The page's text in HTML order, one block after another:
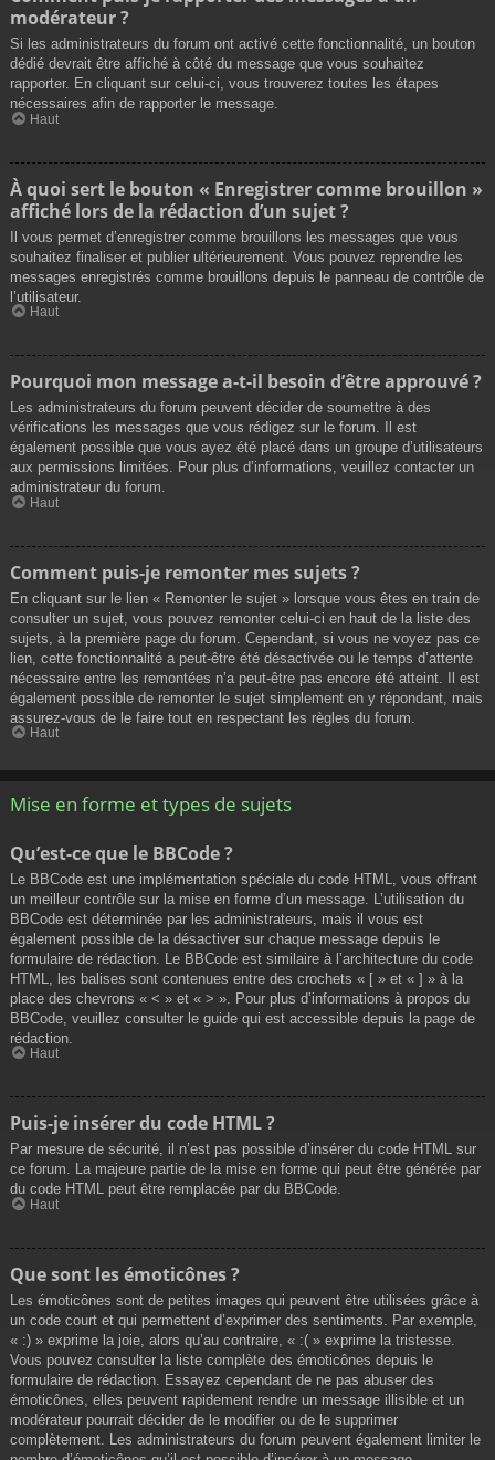
modérateur ?
Si les administrateurs du forum ont activé cette fonctionnalité, un bouton
dédié devrait être affiché à côté du message que vous souhaitez
rapporter. En cliquant sur celui-ci, vous trouverez toutes les étapes
nécessaires afin de rapporter le message.
Haut
À quoi sert le bouton « Enregistrer comme brouillon »
affiché lors de la rédaction d’un sujet ?
Il vous permet d’enregistrer comme brouillons les messages que vous
souhaitez finaliser et publier ultérieurement. Vous pouvez reprendre les
messages enregistrés comme brouillons depuis le panneau de contrôle de
l’utilisateur.
Haut
Pourquoi mon message a-t-il besoin d’être approuvé ?
Les administrateurs du forum peuvent décider de soumettre à des
vérifications les messages que vous rédigez sur le forum. Il est
également possible que vous ayez été placé dans un groupe d’utilisateurs
aux permissions limitées. Pour plus d’informations, veuillez contacter un
administrateur du forum.
Haut
Comment puis-je remonter mes sujets ?
En cliquant sur le lien « Remonter le sujet » lorsque vous êtes en train de
consulter un sujet, vous pouvez remonter celui-ci en haut de la liste des
sujets, à la première page du forum. Cependant, si vous ne voyez pas ce
lien, cette fonctionnalité a peut-être été désactivée ou le temps d’attente
nécessaire entre les remontées n’a peut-être pas encore été atteint. Il est
également possible de remonter le sujet simplement en y répondant, mais
assurez-vous de le faire tout en respectant les règles du forum.
Haut
Mise en forme et types de sujets
Qu’est-ce que le BBCode ?
Le BBCode est une implémentation spéciale du code HTML, vous offrant
un meilleur contrôle sur la mise en forme d’un message. L’utilisation du
BBCode est déterminée par les administrateurs, mais il vous est
également possible de la désactiver sur chaque message depuis le
formulaire de rédaction. Le BBCode est similaire à l’architecture du code
HTML, les balises sont contenues entre des crochets « [ » et « ] » à la
place des chevrons « < » et « > ». Pour plus d’informations à propos du
BBCode, veuillez consulter le guide qui est accessible depuis la page de
rédaction.
Haut
Puis-je insérer du code HTML ?
Par mesure de sécurité, il n’est pas possible d’insérer du code HTML sur
ce forum. La majeure partie de la mise en forme qui peut être générée par
du code HTML peut être remplacée par du BBCode.
Haut
Que sont les émoticônes ?
Les émoticônes sont de petites images qui peuvent être utilisées grâce à
un code court et qui permettent d’exprimer des sentiments. Par exemple,
« :) » exprime la joie, alors qu’au contraire, « :( » exprime la tristesse.
Vous pouvez consulter la liste complète des émoticônes depuis le
formulaire de rédaction. Essayez cependant de ne pas abuser des
émoticônes, elles peuvent rapidement rendre un message illisible et un
modérateur pourrait décider de le modifier ou de le supprimer
complètement. Les administrateurs du forum peuvent également limiter le